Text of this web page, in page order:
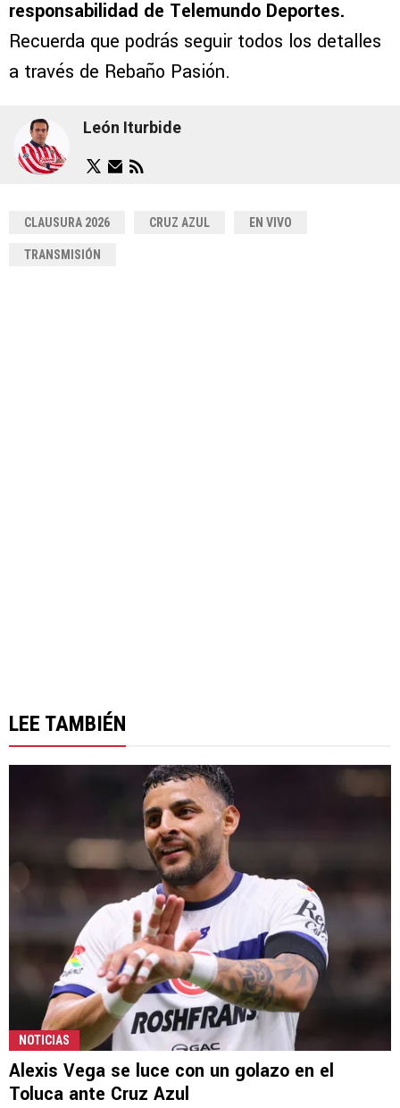
responsabilidad de Telemundo Deportes.
Recuerda que podrás seguir todos los detalles
a través de Rebaño Pasión.
León Iturbide
CLAUSURA 2026 CRUZ AZUL EN VIVO
TRANSMISIÓN
LEE TAMBIÉN
NOTICIAS
Alexis Vega se luce con un golazo en el
Toluca ante Cruz Azul